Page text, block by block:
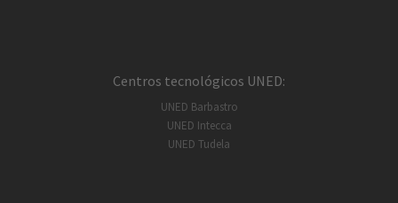
Centros tecnológicos UNED:
UNED Barbastro
UNED Intecca
UNED Tudela